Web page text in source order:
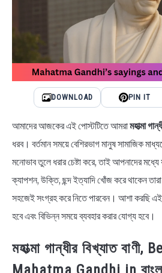
BENGALI STORIES
DOWNLOAD PIN IT
আমাদের আজকের এই পোস্টটিতে আমরামহাত্মা
ধরব। বর্তমান সময়ে বেশিরভাগ মানুষ সামাজিক
মনোভাব তুলে ধরার চেষ্টা করে, তাই আপনাদের মধ্যে
ক্যাপশন, উক্তি, ছন্দ ইত্যাদি খোঁজ করে থাকেন
সহজেই সংগ্রহ করে নিতে পারবেন। আশা করছি
হবে এবং বিভিন্ন সময়ে ব্যবহার করার যোগ্য হবে।
মহাত্মা গান্ধীর বিখ্যাত